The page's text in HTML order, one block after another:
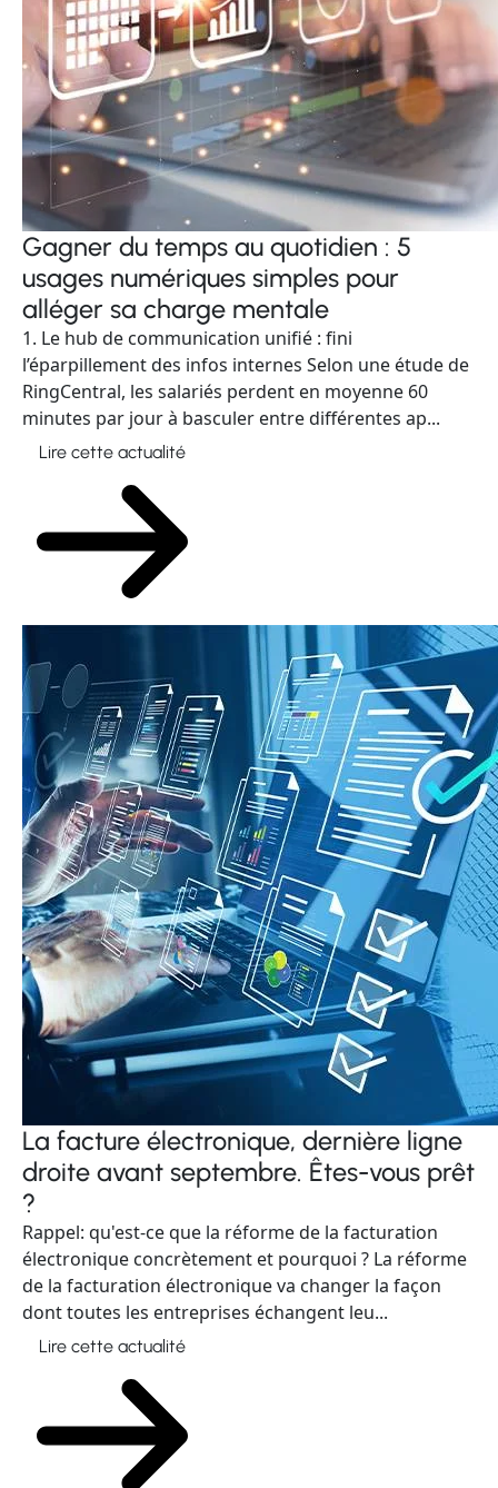
Gagner du temps au quotidien : 5
usages numériques simples pour
alléger sa charge mentale
1. Le hub de communication unifié : fini
l’éparpillement des infos internes Selon une étude de
RingCentral, les salariés perdent en moyenne 60
minutes par jour à basculer entre différentes ap...
Lire cette actualité
La facture électronique, dernière ligne
droite avant septembre. Êtes-vous prêt
?
Rappel: qu'est-ce que la réforme de la facturation
électronique concrètement et pourquoi ? La réforme
de la facturation électronique va changer la façon
dont toutes les entreprises échangent leu...
Lire cette actualité